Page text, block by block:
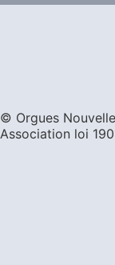
©️ Orgues
Association loi